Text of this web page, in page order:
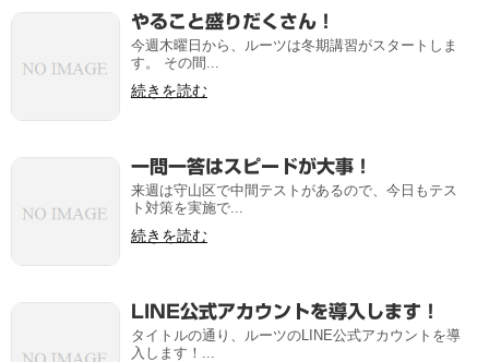
やること盛りだくさん！
今週木曜日から、ルーツは冬期講習がスタートしま
す。 その間...
続きを読む
一問一答はスピードが大事！
来週は守山区で中間テストがあるので、今日もテス
ト対策を実施で...
続きを読む
LINE公式アカウントを導入します！
タイトルの通り、ルーツのLINE公式アカウントを導
入します！...